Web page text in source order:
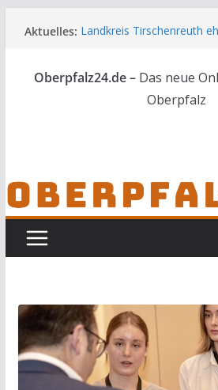
Inhalt
Aktuelles: Landkreis Tirschenreuth
Deutsch-amerikanischer
Gast im Landratsamt
Vater und Sohn mit
Oberpfalz24.de – Das neue
Oberpfalz